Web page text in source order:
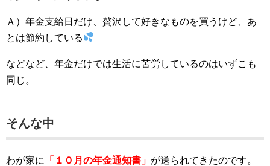
Ａ）年金支給日だけ、贅沢して好きなものを買うけど、あ
とは節約している
などなど、年金だけでは生活に苦労しているのはいずこも
同じ。
そんな中
わが家に 「１０月の年金通知書」 が送られてきたのです。